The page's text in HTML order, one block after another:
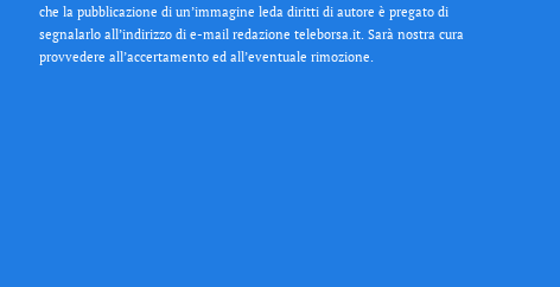
che la pubblicazione di un’immagine leda diritti di autore è pregato di
segnalarlo all’indirizzo di e-mail redazione teleborsa.it. Sarà nostra cura
provvedere all’accertamento ed all’eventuale rimozione.